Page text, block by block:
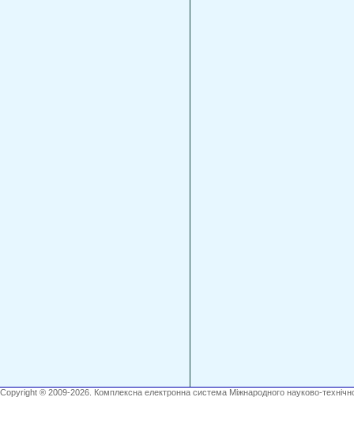
Copyright ® 2009-2026. Комплексна електронна система Міжнародного науково-